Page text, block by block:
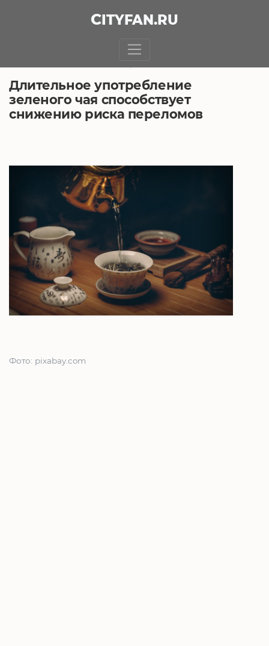
CITYFAN.RU
Длительное употребление
зеленого чая способствует
снижению риска переломов
Фото: pixabay.com